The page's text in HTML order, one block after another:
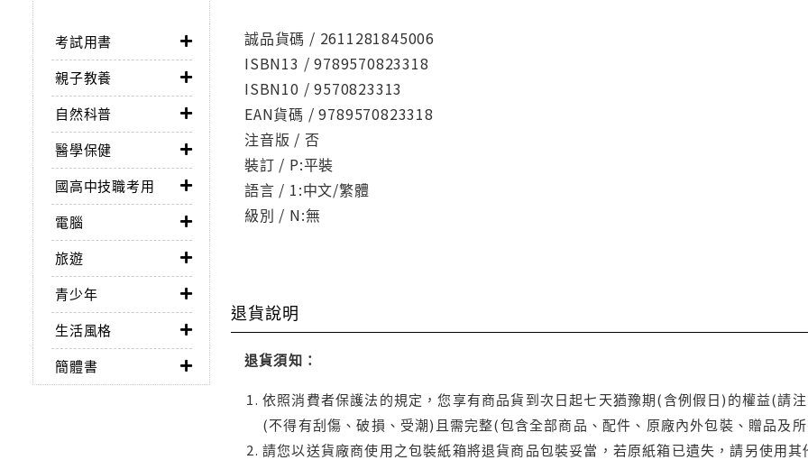
考試用書
親子教養
自然科普
醫學保健
國高中技職考用
電腦
旅遊
青少年
生活風格
簡體書
誠品貨碼 / 2611281845006
ISBN13 / 9789570823318
ISBN10 / 9570823313
EAN貨碼 / 9789570823318
注音版 / 否
裝訂 / P:平裝
語言 / 1:中文/繁體
級別 / N:無
退貨說明
退貨須知：
依照消費者保護法的規定，您享有商品貨到次日起七天猶豫期(含例假日)的權益(請
(不得有刮傷、破損、受潮)且需完整(包含全部商品、配件、原廠內外包裝、贈品及
請您以送貨廠商使用之包裝紙箱將退貨商品包裝妥當，若原紙箱已遺失，請另使用